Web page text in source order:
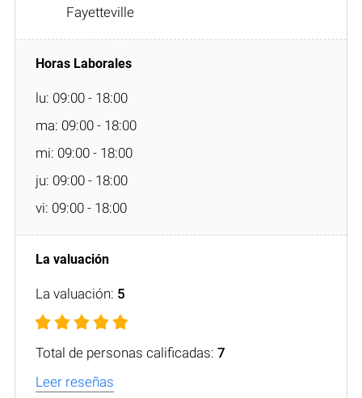
Fayetteville
lu: 09:00 - 18:00
ma: 09:00 - 18:00
mi: 09:00 - 18:00
ju: 09:00 - 18:00
vi: 09:00 - 18:00
La valuación: 5
Total de personas calificadas: 7
Leer reseñas